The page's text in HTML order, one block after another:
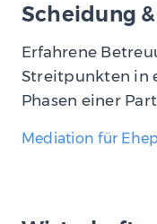
Scheidung
Erfahrene
Streitpunkten in
Phasen einer
Mediation für